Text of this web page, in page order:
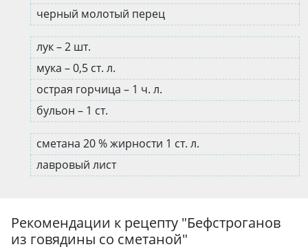
черный молотый перец
лук – 2 шт.
мука – 0,5 ст. л.
острая горчица – 1 ч. л.
бульон – 1 ст.
сметана 20 % жирности 1 ст. л.
лавровый лист
Рекомендации к рецепту "Бефстроганов
из говядины со сметаной"